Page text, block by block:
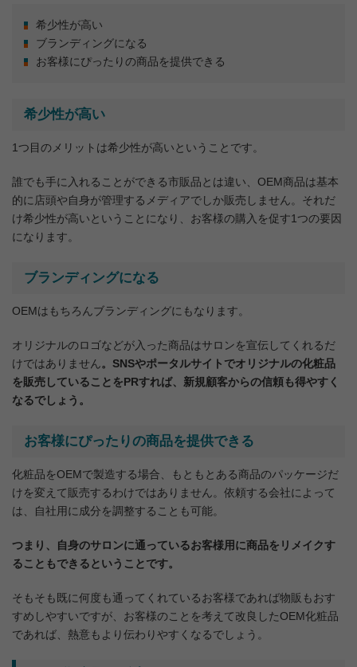
希少性が高い
ブランディングになる
お客様にぴったりの商品を提供できる
希少性が高い
1つ目のメリットは希少性が高いということです。
誰でも手に入れることができる市販品とは違い、OEM商品は基本
的に店頭や自身が管理するメディアでしか販売しません。それだ
け希少性が高いということになり、お客様の購入を促す1つの要因
になります。
ブランディングになる
OEMはもちろんブランディングにもなります。
オリジナルのロゴなどが入った商品はサロンを宣伝してくれるだ
けではありません。SNSやポータルサイトでオリジナルの化粧品
を販売していることをPRすれば、新規顧客からの信頼も得やすく
なるでしょう。
お客様にぴったりの商品を提供できる
化粧品をOEMで製造する場合、もともとある商品のパッケージだ
けを変えて販売するわけではありません。依頼する会社によって
は、自社用に成分を調整することも可能。
つまり、自身のサロンに通っているお客様用に商品をリメイクす
ることもできるということです。
そもそも既に何度も通ってくれているお客様であれば物販もおす
すめしやすいですが、お客様のことを考えて改良したOEM化粧品
であれば、熱意もより伝わりやすくなるでしょう。